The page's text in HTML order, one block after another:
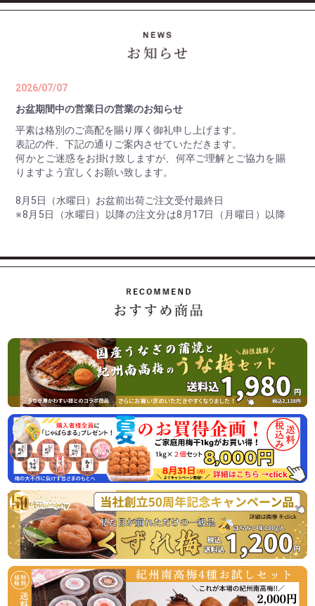
2026/07/07
お盆期間中の営業日の営業のお知らせ
平素は格別のご高配を賜り厚く御礼申し上げます。
表記の件、下記の通りご案内させていただきます。
何かとご迷惑をお掛け致しますが、何卒ご理解とご協力を賜
りますよう宜しくお願い致します。
8月5日（水曜日）お盆前出荷ご注文受付最終日
※8月5日（水曜日）以降の注文分は8月17日（月曜日）以降
8月10日（月曜日） 最終出荷日
8月11日（火曜日）～ 8月16日（日曜日） 休 業 日
休業日後は、大変混雑が予想されますのであらかじめのご注
2026/07/01
ご家庭用の紀州南高梅がお買い得「夏のお買い得企画」開始
のお知らせ
この度、オンラインショップでの梅の販売数量を確保できま
したので、ご家庭用梅干1kg×2個セットが大変お得にお買い
求めいただける夏のお買い得企画を8月31日（月）まで開催
させていただきます。
またご購入者様特典として「じゃばらまる」を1本プレゼン
トさせていただきます。この機会にぜひご賞味くださいま
せ。
2026/04/06
うなぎ屋かわすい様とのコラボ商品！国産うなぎと梅の相性
抜群！うな梅セットの販売開始
国産うなぎの蒲焼と山椒、最高級の紀州南高梅がセットにな